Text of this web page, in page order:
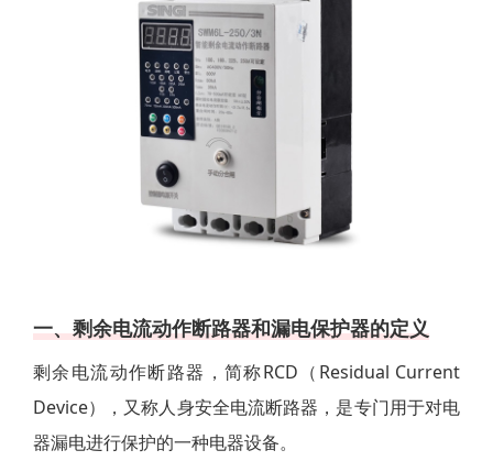
一、剩余电流动作断路器和漏电保护器的定义
剩余电流动作断路器，简称RCD（Residual Current
Device），又称人身安全电流断路器，是专门用于对电
器漏电进行保护的一种电器设备。